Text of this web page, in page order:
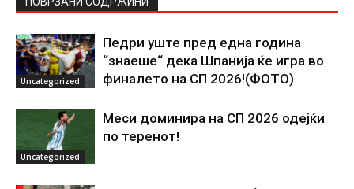
Uncategorized
Педри уште пред една година
“знаеше“ дека Шпанија ќе игра во
финалето на СП 2026!(ФОТО)
Uncategorized
Меси доминира на СП 2026 одејќи
по теренот!